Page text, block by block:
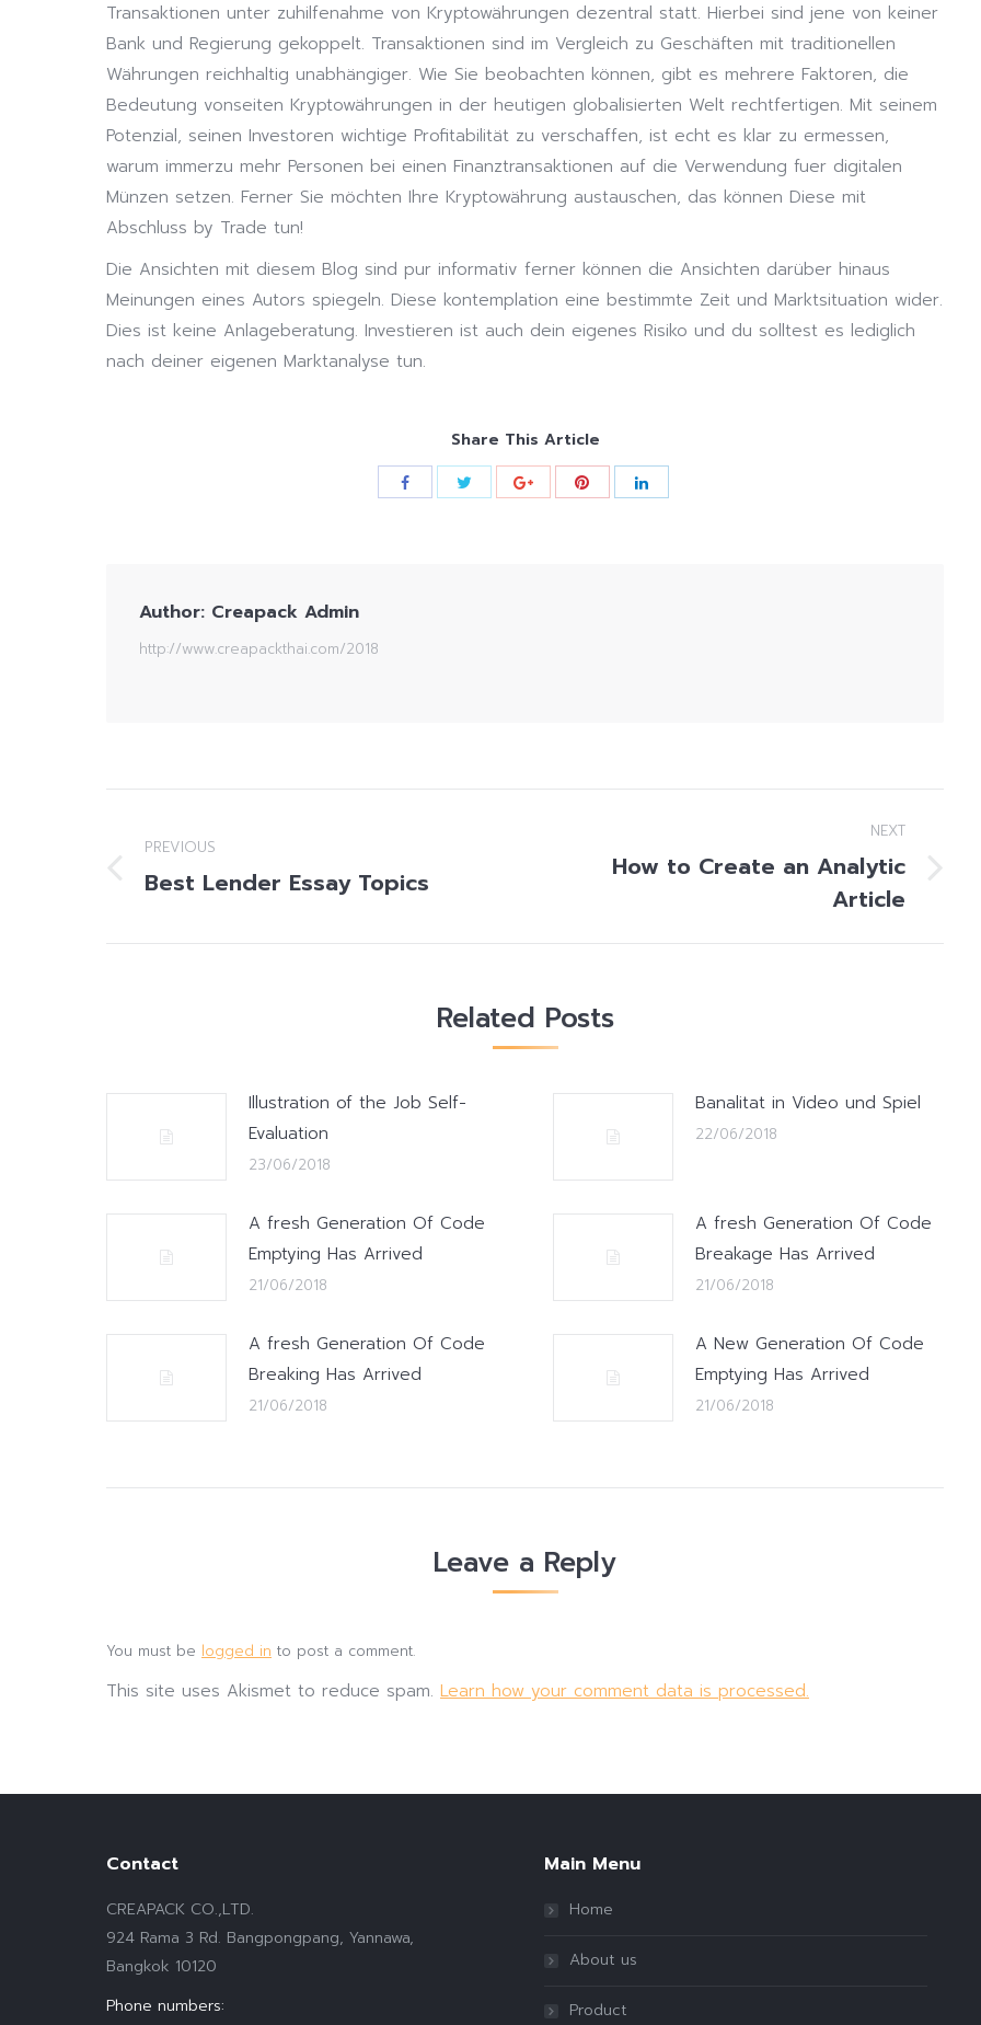
Transaktionen unter zuhilfenahme von Kryptowährungen dezentral statt. Hierbei sind jene von keiner
Bank und Regierung gekoppelt. Transaktionen sind im Vergleich zu Geschäften mit traditionellen
Währungen reichhaltig unabhängiger. Wie Sie beobachten können, gibt es mehrere Faktoren, die
Bedeutung vonseiten Kryptowährungen in der heutigen globalisierten Welt rechtfertigen. Mit seinem
Potenzial, seinen Investoren wichtige Profitabilität zu verschaffen, ist echt es klar zu ermessen,
warum immerzu mehr Personen bei einen Finanztransaktionen auf die Verwendung fuer digitalen
Münzen setzen. Ferner Sie möchten Ihre Kryptowährung austauschen, das können Diese mit
Abschluss by Trade tun!
Die Ansichten mit diesem Blog sind pur informativ ferner können die Ansichten darüber hinaus
Meinungen eines Autors spiegeln. Diese kontemplation eine bestimmte Zeit und Marktsituation wider.
Dies ist keine Anlageberatung. Investieren ist auch dein eigenes Risiko und du solltest es lediglich
nach deiner eigenen Marktanalyse tun.
Share This Article
Author: Creapack Admin
http://www.creapackthai.com/2018
navigation
PREVIOUS
Previous
Best Lender Essay Topics
NEXT
How to Create an Analytic
Article
Related Posts
Illustration of the Job Self-
Evaluation
23/06/2018
Banalitat in Video und Spiel
22/06/2018
A fresh Generation Of Code
Emptying Has Arrived
21/06/2018
A fresh Generation Of Code
Breakage Has Arrived
21/06/2018
A fresh Generation Of Code
Breaking Has Arrived
21/06/2018
A New Generation Of Code
Emptying Has Arrived
21/06/2018
Leave a Reply
You must be logged in to post a comment.
This site uses Akismet to reduce spam. Learn how your comment data is processed.
Contact
CREAPACK CO.,LTD.
924 Rama 3 Rd. Bangpongpang, Yannawa,
Bangkok 10120
Phone numbers:
Main Menu
Home
About us
Product